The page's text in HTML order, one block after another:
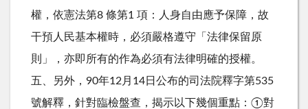
權，依憲法第8 條第1 項：人身自由應予保障，故
干預人民基本權時，必須嚴格遵守「法律保留原
則」，亦即所有的作為必須有法律明確的授權。
五、另外，90年12月14日公布的司法院釋字第535
號解釋，針對臨檢盤查，揭示以下幾個重點：①對